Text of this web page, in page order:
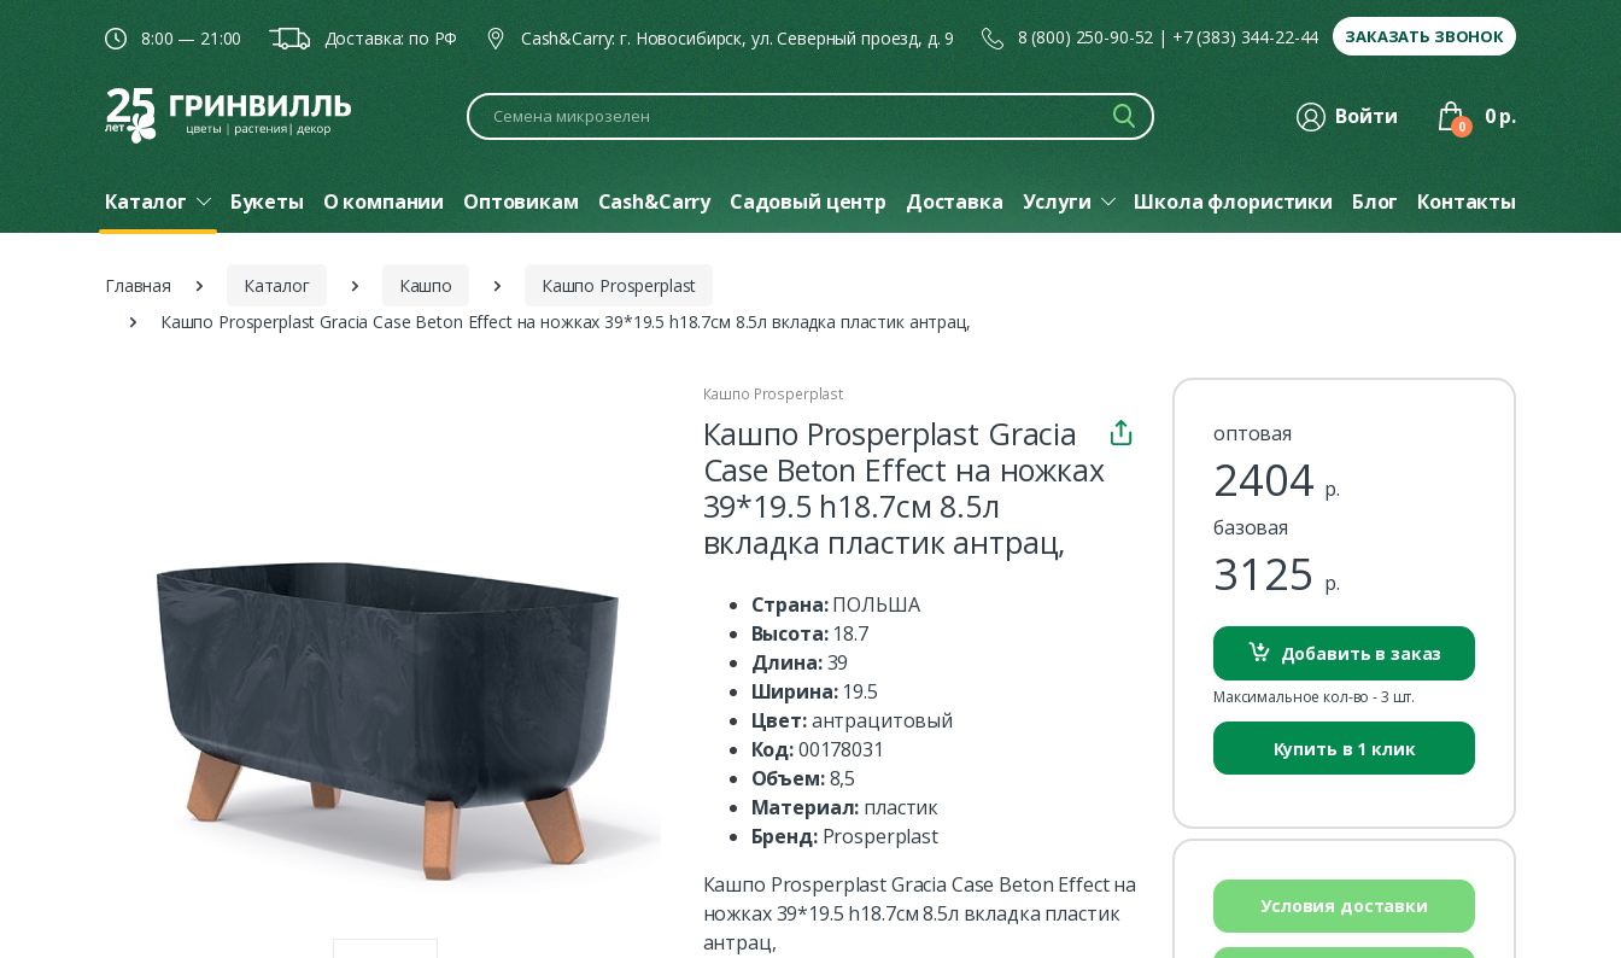
8:00 — 21:00 Доставка: по РФ Cash&Carry: г. Новосибирск, ул. Северный проезд, д. 9 8 (800) 250-90-52 | +7 (383) 344-22-44 ЗАКАЗАТЬ ЗВОНОК
Поиск Войти 0 0 р.
Каталог Букеты О компании Оптовикам Cash&Carry Садовый центр Доставка Услуги Школа флористики Блог Контакты
Главная Каталог Кашпо
Кашпо Prosperplast
Кашпо Prosperplast Gracia Case Beton Effect на ножках 39*19.5 h18.7см 8.5л вкладка пластик антрац,
Кашпо Prosperplast
Кашпо Prosperplast Gracia
Case Beton Effect на ножках
39*19.5 h18.7см 8.5л
вкладка пластик антрац,
Страна:ПОЛЬША
Высота: 18.7
Длина:39
Ширина: 19.5
Цвет:антрацитовый
Код:00178031
Объем:8,5
Материал: пластик
Бренд: Prosperplast
Кашпо Prosperplast Gracia Case Beton Effect на
ножках 39*19.5 h18.7см 8.5л вкладка пластик
антрац,
оптовая
2404 р.
базовая
3125 р.
Добавить в заказ
Максимальное кол-во - 3 шт.
Купить в 1 клик
Условия доставки